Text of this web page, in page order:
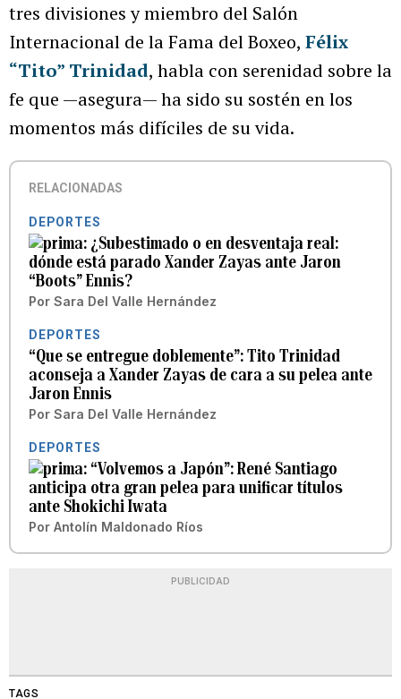
tres divisiones y miembro del Salón
Internacional de la Fama del Boxeo, Félix
“Tito” Trinidad, habla con serenidad sobre la
fe que —asegura— ha sido su sostén en los
momentos más difíciles de su vida.
RELACIONADAS
DEPORTES
¿Subestimado o en desventaja real:
dónde está parado Xander Zayas ante Jaron
“Boots” Ennis?
Por Sara Del Valle Hernández
DEPORTES
“Que se entregue doblemente”: Tito Trinidad
aconseja a Xander Zayas de cara a su pelea ante
Jaron Ennis
Por Sara Del Valle Hernández
DEPORTES
“Volvemos a Japón”: René Santiago
anticipa otra gran pelea para unificar títulos
ante Shokichi Iwata
Por Antolín Maldonado Ríos
PUBLICIDAD
TAGS